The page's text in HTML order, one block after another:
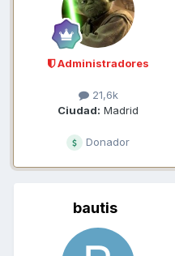
Administradores
21,6k
Ciudad: Madrid
Donador
bautis